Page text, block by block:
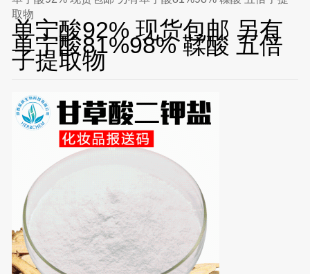
取物
单宁酸92% 现货包邮 另有
单宁酸81%98% 鞣酸 五倍
子提取物